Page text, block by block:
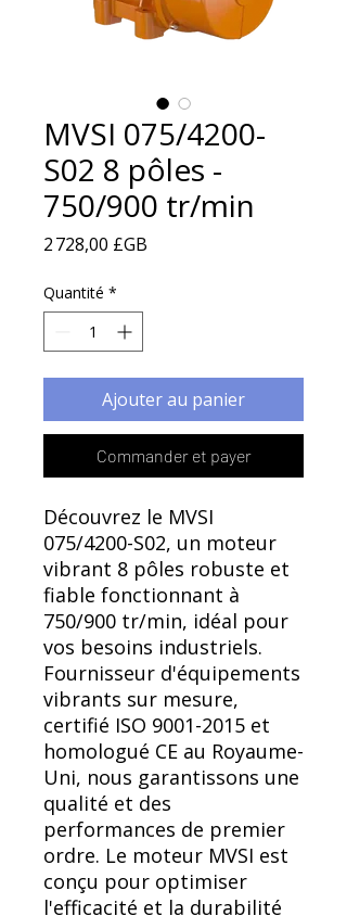
MVSI 075/4200-
S02 8 pôles -
750/900 tr/min
2 728,00 £GB
Quantité *
Ajouter au panier
Commander et payer
Découvrez le MVSI
075/4200-S02, un moteur
vibrant 8 pôles robuste et
fiable fonctionnant à
750/900 tr/min, idéal pour
vos besoins industriels.
Fournisseur d'équipements
vibrants sur mesure,
certifié ISO 9001-2015 et
homologué CE au Royaume-
Uni, nous garantissons une
qualité et des
performances de premier
ordre. Le moteur MVSI est
conçu pour optimiser
l'efficacité et la durabilité